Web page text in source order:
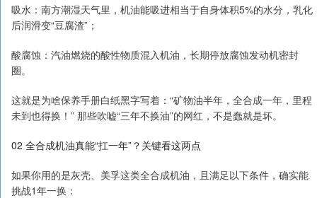
吸水：南方潮湿天气里，机油能吸进相当于自身体积5%的水分，乳化
后润滑变“豆腐渣”；
酸腐蚀：汽油燃烧的酸性物质混入机油，长期停放腐蚀发动机密封
圈。
这就是为啥保养手册白纸黑字写着：“矿物油半年，全合成一年，里程
未到也得换！” 那些吹嘘“三年不换油”的网红，不是蠢就是坏。
02 全合成机油真能“扛一年”？关键看这两点
如果你用的是灰壳、美孚这类全合成机油，且满足以下条件，确实能
挑战1年一换：